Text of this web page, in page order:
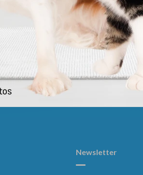
Shampoo Fauna 500 Cc
Newsletter